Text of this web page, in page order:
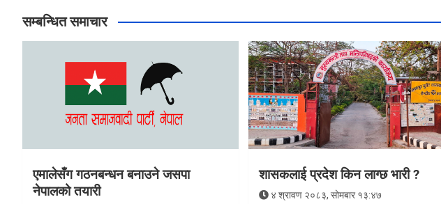
सम्बन्धित समाचार
एमालेसँग गठनबन्धन बनाउने जसपा
नेपालको तयारी
शासकलाई प्रदेश किन लाग्छ भारी ?
४ श्रावण २०८३, सोमबार १३:४७